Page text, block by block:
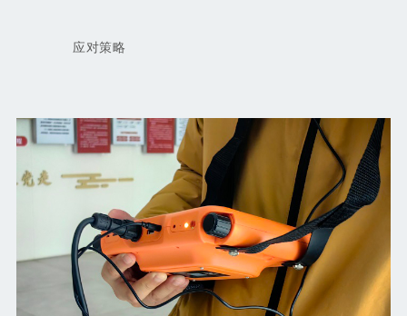
应对策略